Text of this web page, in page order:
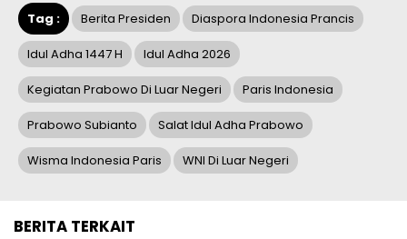
Tag : Berita Presiden Diaspora Indonesia Prancis
Idul Adha 1447 H Idul Adha 2026
Kegiatan Prabowo Di Luar Negeri Paris Indonesia
Prabowo Subianto Salat Idul Adha Prabowo
Wisma Indonesia Paris WNI Di Luar Negeri
BERITA TERKAIT